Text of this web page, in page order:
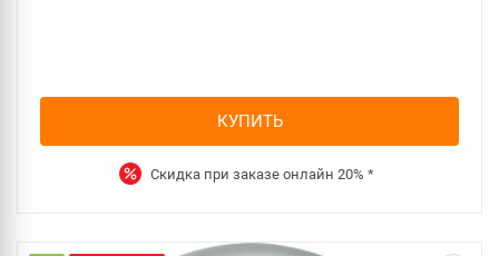
КУПИТЬ
Скидка при заказе онлайн 20% *